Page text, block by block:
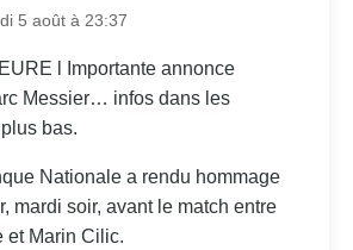
5 août à 23:37
l Importante annonce
Messier… infos dans les
bas.
Nationale a rendu hommage
mardi soir, avant le match entre
et Marin Cilic.